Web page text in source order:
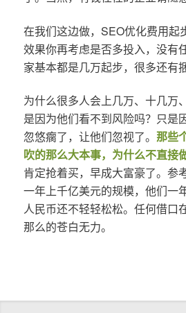
在我们这边做，SEO优化费用起
效果你再考虑是否多投入，没有
家基本都是几万起步，很多还有
为什么很多人会上几万、十几万
是因为他们看不到风险吗？只是
忽悠瘸了，让他们忽视了。 那些
吹的那么大本事，为什么不直接
肯定抢着买，早成大富豪了。参
一年上千亿美元的规模，他们一
人民币还不轻轻松松。任何借口
那么的苍白无力。